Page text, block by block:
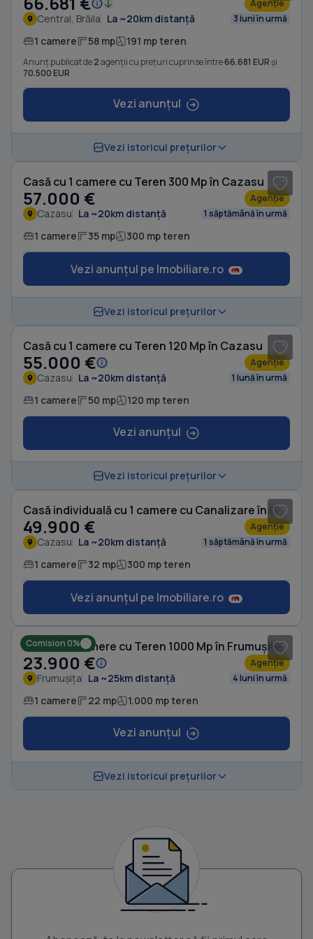
Agenție
Central, Brăila La ~20km distanță 3 luni în urmă
1 camere 58 mp 191 mp teren
Anunț publicat de2agenții cu prețuri cuprinse între66.681 EURși
70.500 EUR
Vezi anunțul
Vezi istoricul prețurilor
Casă cu 1 camere cu Teren 300 Mp în Cazasu
57.000 € Agenție
Cazasu La ~20km distanță 1 săptămână în urmă
1 camere 35 mp 300 mp teren
Vezi anunțul pe Imobiliare.ro
Vezi istoricul prețurilor
Casă cu 1 camere cu Teren 120 Mp în Cazasu
55.000 € Agenție
Cazasu La ~20km distanță 1 lună în urmă
1 camere 50 mp 120 mp teren
Vezi anunțul
Vezi istoricul prețurilor
Casă individuală cu 1 camere cu Canalizare în Cazasu
49.900 € Agenție
Cazasu La ~20km distanță 1 săptămână în urmă
1 camere 32 mp 300 mp teren
Vezi anunțul pe Imobiliare.ro
Comision 0%
Casă cu 1 camere cu Teren 1000 Mp în Frumușița
23.900 € Agenție
Frumușița La ~25km distanță 4 luni în urmă
1 camere 22 mp 1.000 mp teren
Vezi anunțul
Vezi istoricul prețurilor